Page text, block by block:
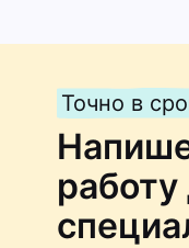
Точно в